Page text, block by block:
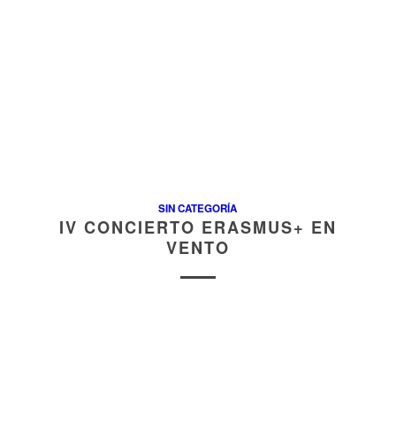
SIN CATEGORÍA
IV CONCIERTO ERASMUS+ EN
VENTO